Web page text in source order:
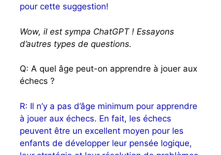
pour cette suggestion!
Wow, il est sympa ChatGPT ! Essayons
d’autres types de questions.
Q: A quel âge peut-on apprendre à jouer aux
échecs ?
R: Il n’y a pas d’âge minimum pour apprendre
à jouer aux échecs. En fait, les échecs
peuvent être un excellent moyen pour les
enfants de développer leur pensée logique,